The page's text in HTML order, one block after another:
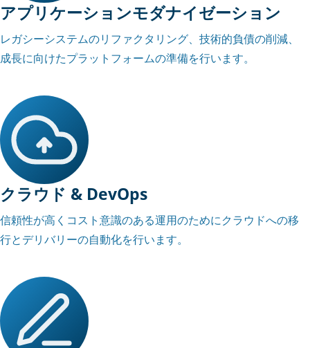
アプリケーションモダナイゼーション
レガシーシステムのリファクタリング、技術的負債の削減、
成長に向けたプラットフォームの準備を行います。
クラウド & DevOps
信頼性が高くコスト意識のある運用のためにクラウドへの移
行とデリバリーの自動化を行います。